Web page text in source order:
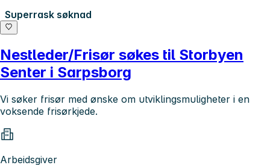
Superrask søknad
Nestleder/Frisør søkes til Storbyen
Senter i Sarpsborg
Vi søker frisør med ønske om utviklingsmuligheter i en
voksende frisørkjede.
Arbeidsgiver